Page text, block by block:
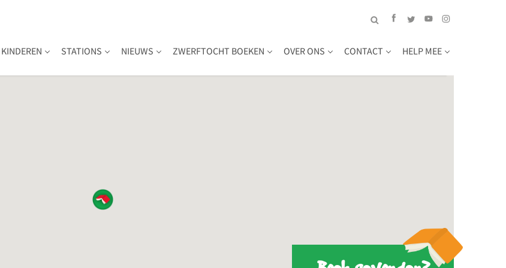
KINDEREN STATIONS NIEUWS ZWERFTOCHT BOEKEN OVER ONS CONTACT HELP MEE